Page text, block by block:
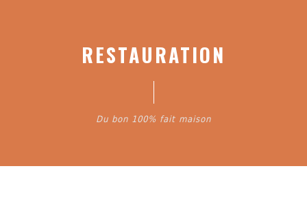
RESTAURATION
Du bon 100% fait maison